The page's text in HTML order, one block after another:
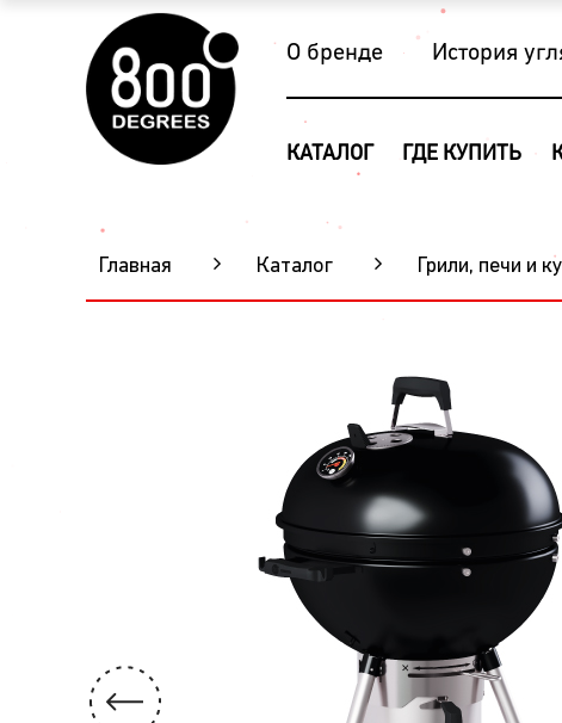
О бренде История
КАТАЛОГ ГДЕ КУПИТЬ
Главная Каталог Грили, печи и